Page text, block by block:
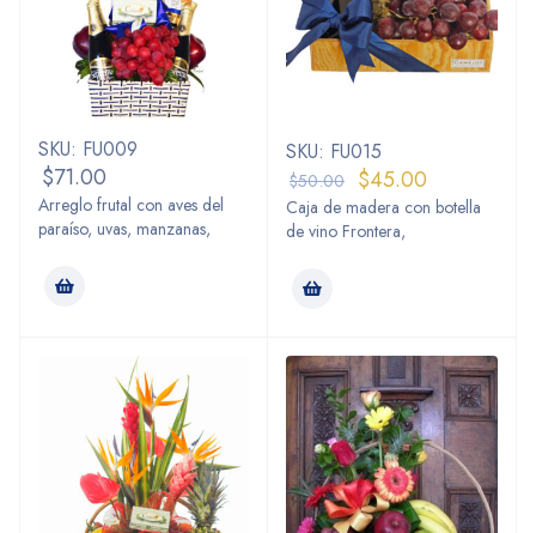
SKU: FU009
$71.00
Arreglo frutal con aves del
paraíso, uvas, manzanas,
SKU: FU015
$50.00 $45.00
Caja de madera con botella
de vino Frontera,